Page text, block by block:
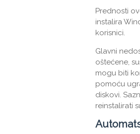
Prednosti
instalira
korisnici.
Glavni
oštećene,
mogu biti
pomoću
diskovi.
reinstalirati